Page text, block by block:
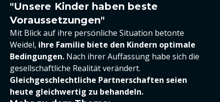
"Unsere Kinder haben beste
Voraussetzungen"
Mit Blick auf ihre persönliche Situation betonte
Weidel, ihre Familie biete den Kindern optimale
Bedingungen. Nach ihrer Auffassung habe sich die
gesellschaftliche Realität verändert.
Gleichgeschlechtliche Partnerschaften seien
heute gleichwertig zu behandeln.